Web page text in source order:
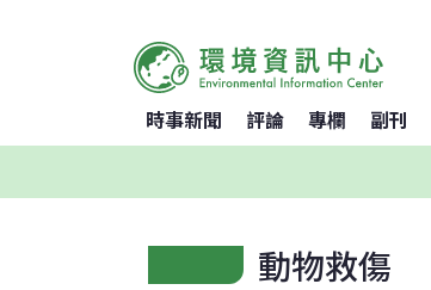
時事新聞 評論 專欄 副刊
動物救傷